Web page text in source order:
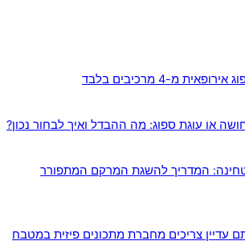
מ-4 מרכיבים בלבד
או עוגת ספוג: מה ההבדל ואיך לבחור נכון?
טחינה: המדריך להשגת המרקם המתפורר
עדיין צריכים מחברת מתכונים פיזית במטבח